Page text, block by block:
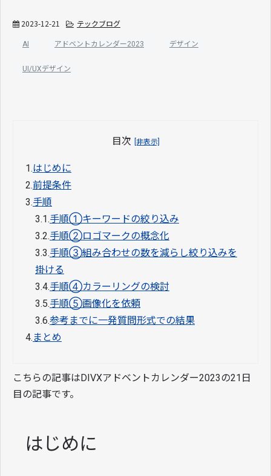
2023-12-21 テックブログ
AI アドベントカレンダー2023 デザイン
UI/UXデザイン
目次 [非表示]
1.はじめに
2.前提条件
3.手順
3.1.手順①キーワードの絞り込み
3.2.手順②ロゴマークの概念化
3.3.手順③組み合わせの数を減らし絞り込みを
掛ける
3.4.手順④カラーリングの検討
3.5.手順⑤画像化を依頼
3.6.参考までに一発質問形式での結果
4. まとめ
こちらの記事はDIVXアドベントカレンダー2023の21日
目の記事です。
はじめに